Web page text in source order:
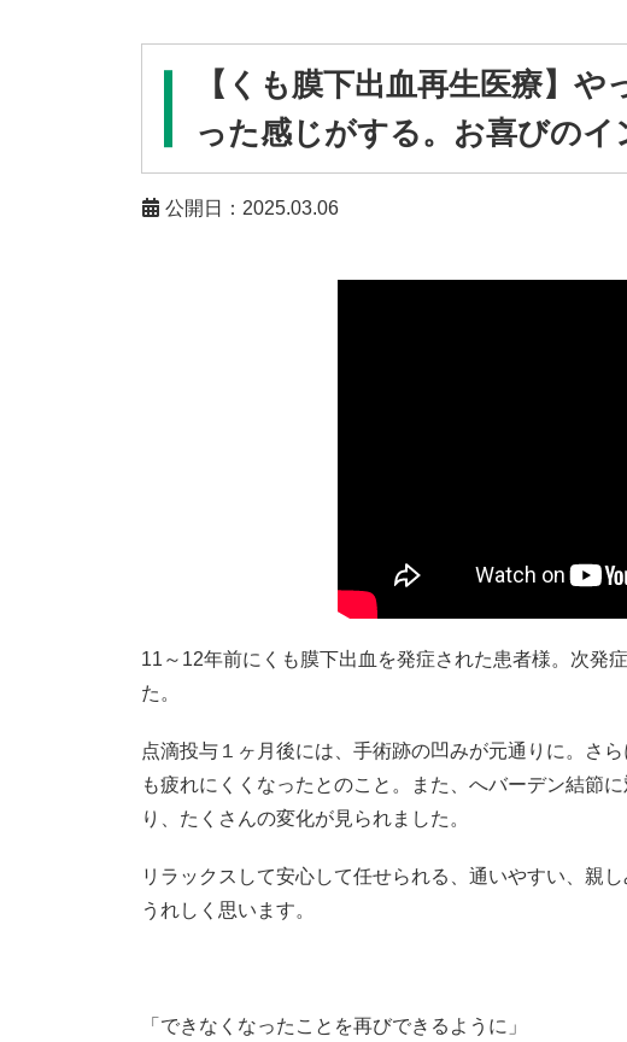
【くも膜下出血再生医療】
った感じがする。お喜びのイ
公開日：2025.03.06
11～12年前にくも膜下出血を発症された患者様。次発
た。
点滴投与１ヶ月後には、手術跡の凹みが元通りに。さ
も疲れにくくなったとのこと。また、へバーデン結節
り、たくさんの変化が見られました。
リラックスして安心して任せられる、通いやすい、親
うれしく思います。
「できなくなったことを再びできるように」